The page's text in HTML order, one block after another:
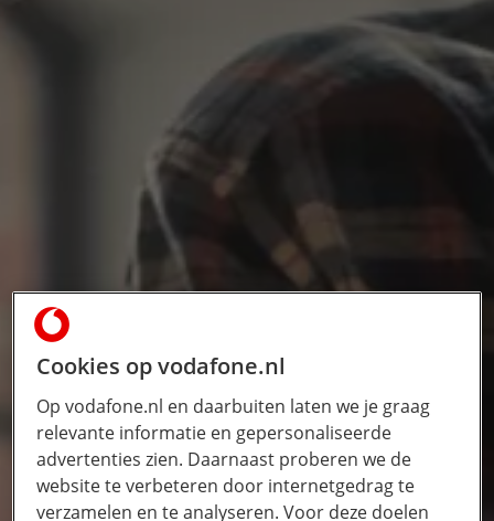
Cookies op vodafone.nl
Op vodafone.nl en daarbuiten laten we je graag
relevante informatie en gepersonaliseerde
advertenties zien. Daarnaast proberen we de
website te verbeteren door internetgedrag te
verzamelen en te analyseren. Voor deze doelen